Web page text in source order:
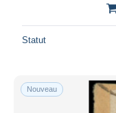
Statut
Nouveau